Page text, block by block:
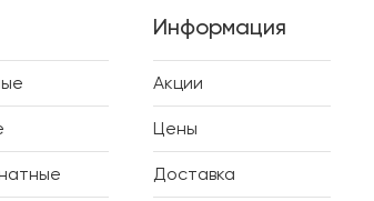
Информация
Акции
Цены
Доставка